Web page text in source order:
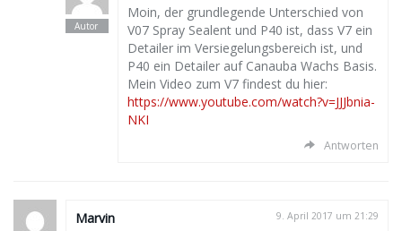
Moin, der grundlegende Unterschied von
V07 Spray Sealent und P40 ist, dass V7 ein
Detailer im Versiegelungsbereich ist, und
P40 ein Detailer auf Canauba Wachs Basis.
Mein Video zum V7 findest du hier:
https://www.youtube.com/watch?v=JJJbnia-
NKI
Antworten
Marvin 9. April 2017 um 21:29